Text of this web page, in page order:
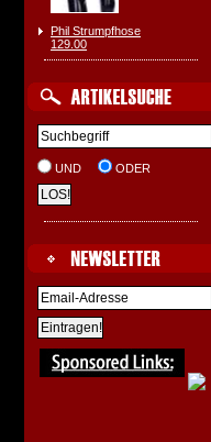
Phil Strumpfhose
129.00
UND ODER